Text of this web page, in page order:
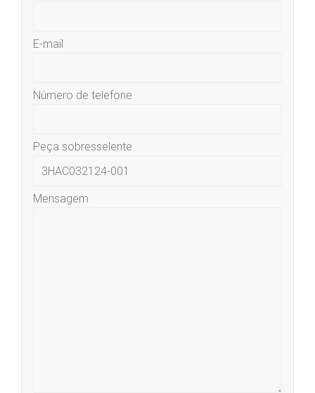
E-mail
Número de telefone
Peça sobresselente
Mensagem